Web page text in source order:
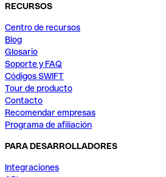
RECURSOS
Centro de recursos
Blog
Glosario
Soporte y FAQ
Códigos SWIFT
Tour de producto
Contacto
Recomendar empresas
Programa de afiliación
PARA DESARROLLADORES
Integraciones